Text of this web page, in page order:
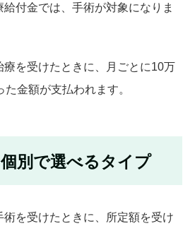
付金では、手術が対象になりま
を受けたときに、月ごとに10万
金額が支払われます。
別で選べるタイプ
を受けたときに、所定額を受け